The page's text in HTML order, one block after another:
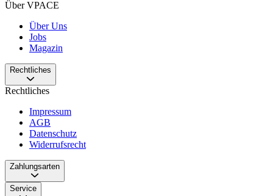
Über VPACE
Über Uns
Jobs
Magazin
Rechtliches
Rechtliches
Impressum
AGB
Datenschutz
Widerrufsrecht
Zahlungsarten
Service